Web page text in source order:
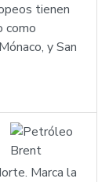
tienen
como
y San
Marca la